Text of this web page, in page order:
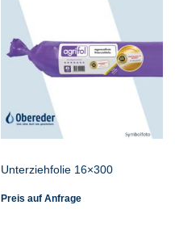
Unterziehfolie 16×300
Preis auf Anfrage